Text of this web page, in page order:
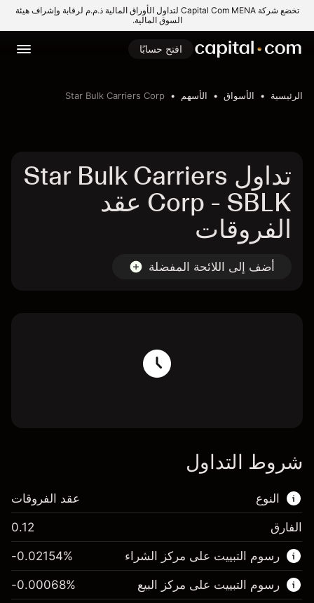
تخضع شركة Capital Com MENA لتداول الأوراق المالية ذ.م.م لرقابة وإشراف هيئة
السوق المالية.
افتح حسابًا
الرئيسية الأسواق الأسهم Star Bulk Carriers Corp
تداول Star Bulk Carriers
Corp - SBLK عقد
الفروقات
أضف إلى اللائحة المفضلة
شروط التداول
النوع
هذا السوق المالي متاح للتداول من خلال عقود
الفروقات.
اعرف المزيد عن:
عقد الفروقات
الفارق 0.12
رسوم التبييت على مركز الشراء -0.02154%
رسوم التبييت على مركز البيع -0.00068%